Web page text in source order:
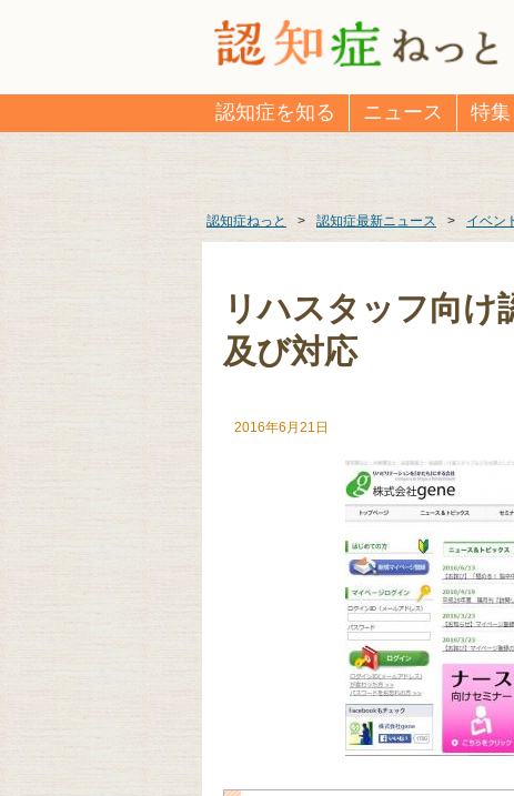
認知症を知る ニュース 特
認知症ねっと > 認知症最新ニュース > イベン
リハスタッフ向け
及び対応
2016年6月21日